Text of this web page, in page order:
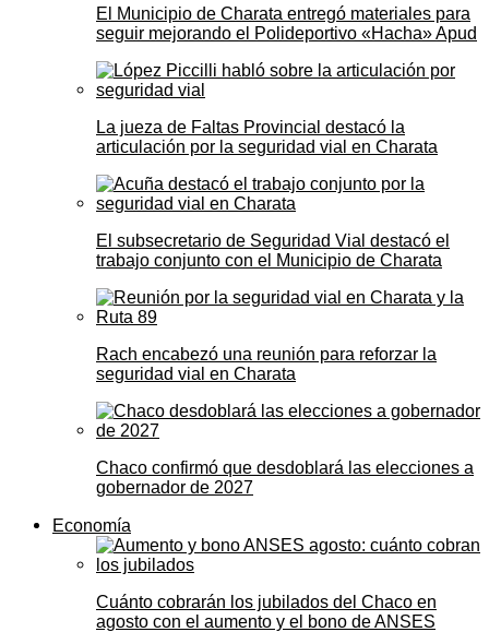
El Municipio de Charata entregó materiales para
seguir mejorando el Polideportivo «Hacha» Apud
La jueza de Faltas Provincial destacó la
articulación por la seguridad vial en Charata
El subsecretario de Seguridad Vial destacó el
trabajo conjunto con el Municipio de Charata
Rach encabezó una reunión para reforzar la
seguridad vial en Charata
Chaco confirmó que desdoblará las elecciones a
gobernador de 2027
Economía
Cuánto cobrarán los jubilados del Chaco en
agosto con el aumento y el bono de ANSES